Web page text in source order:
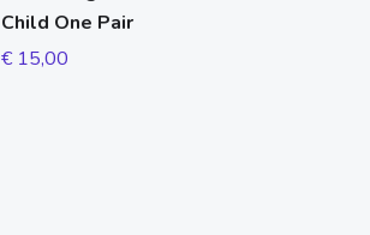
Child One Pair
€15,00